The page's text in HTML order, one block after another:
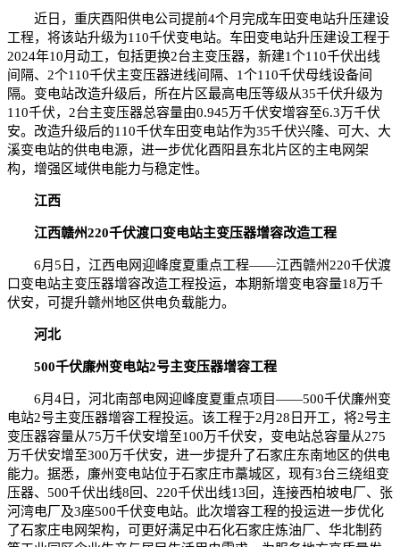
近日，重庆酉阳供电公司提前4个月完成车田变电站升压建设
工程，将该站升级为110千伏变电站。车田变电站升压建设工程于
2024年10月动工，包括更换2台主变压器，新建1个110千伏出线
间隔、2个110千伏主变压器进线间隔、1个110千伏母线设备间
隔。变电站改造升级后，所在片区最高电压等级从35千伏升级为
110千伏，2台主变压器总容量由0.945万千伏安增容至6.3万千伏
安。改造升级后的110千伏车田变电站作为35千伏兴隆、可大、大
溪变电站的供电电源，进一步优化酉阳县东北片区的主电网架
构，增强区域供电能力与稳定性。
江西
江西赣州220千伏渡口变电站主变压器增容改造工程
6月5日，江西电网迎峰度夏重点工程——江西赣州220千伏渡
口变电站主变压器增容改造工程投运，本期新增变电容量18万千
伏安，可提升赣州地区供电负载能力。
河北
500千伏廉州变电站2号主变压器增容工程
6月4日，河北南部电网迎峰度夏重点项目——500千伏廉州变
电站2号主变压器增容工程投运。该工程于2月28日开工，将2号主
变压器容量从75万千伏安增至100万千伏安，变电站总容量从275
万千伏安增至300万千伏安，进一步提升了石家庄东南地区的供电
能力。据悉，廉州变电站位于石家庄市藁城区，现有3台三绕组变
压器、500千伏出线8回、220千伏出线13回，连接西柏坡电厂、张
河湾电厂及3座500千伏变电站。此次增容工程的投运进一步优化
了石家庄电网架构，可更好满足中石化石家庄炼油厂、华北制药